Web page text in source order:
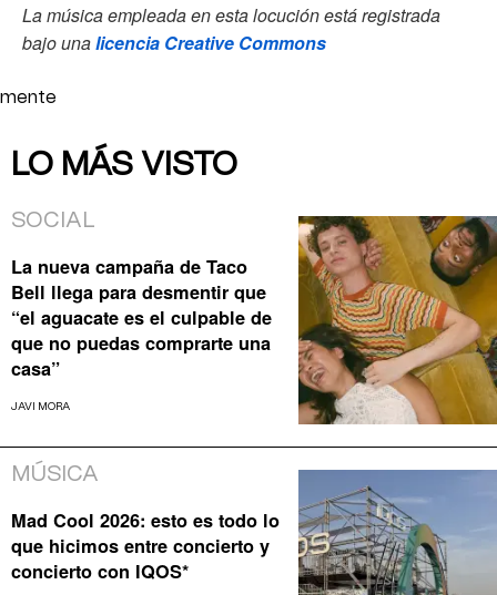
La música empleada en esta locución está registrada
bajo unalicencia Creative Commons
mente
LO MÁS VISTO
SOCIAL
La nueva campaña de Taco
Bell llega para desmentir que
“el aguacate es el culpable de
que no puedas comprarte una
casa”
JAVI MORA
MÚSICA
Mad Cool 2026: esto es todo lo
que hicimos entre concierto y
concierto con IQOS*